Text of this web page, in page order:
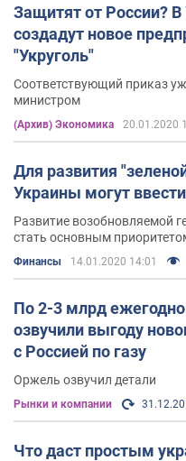
Защитят от России? В
создадут новое
"Укруголь"
Соответствующий приказ
министром
(Архив) Экономика 20.01.2020
Для развития
Украины могут
Развитие возобновляемой
стать основным
Финансы 14.01.2020 14:01
По 2-3 млрд
озвучили выгоду
с Россией по газу
Оржель озвучил детали
Рынки и компании
Что даст простым